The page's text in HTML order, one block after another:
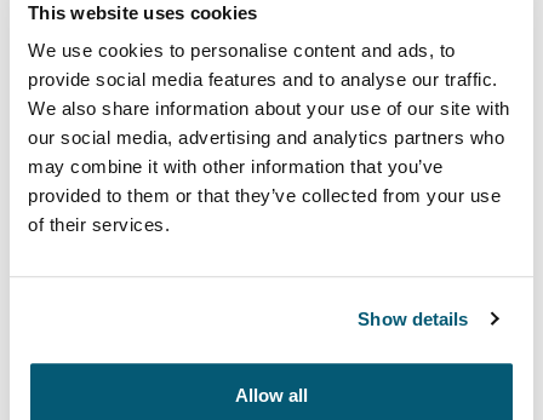
This website uses cookies
We use cookies to personalise content and ads, to
provide social media features and to analyse our traffic.
We also share information about your use of our site with
our social media, advertising and analytics partners who
may combine it with other information that you’ve
provided to them or that they’ve collected from your use
of their services.
Show details
Allow all
Классический футляр для ноутбука — это
практичный и стильный аксессуар с защитной
поролоновой подкладкой.
Toggle features
Все характеристики